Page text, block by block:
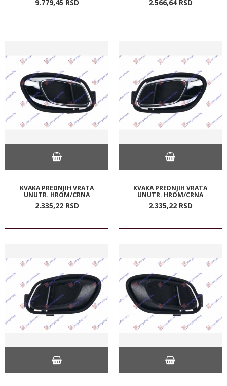
9.779,45 RSD 2.566,64 RSD
KVAKA PREDNJIH VRATA
UNUTR. HROM/CRNA
2.335,22 RSD
KVAKA PREDNJIH VRATA
UNUTR. HROM/CRNA
2.335,22 RSD